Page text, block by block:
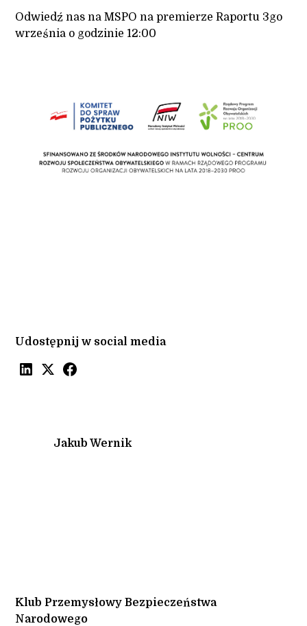
Odwiedź nas na MSPO na premierze Raportu 3go
września o godzinie 12:00
Udostępnij w social media
Jakub Wernik
Klub Przemysłowy Bezpieczeństwa
Narodowego